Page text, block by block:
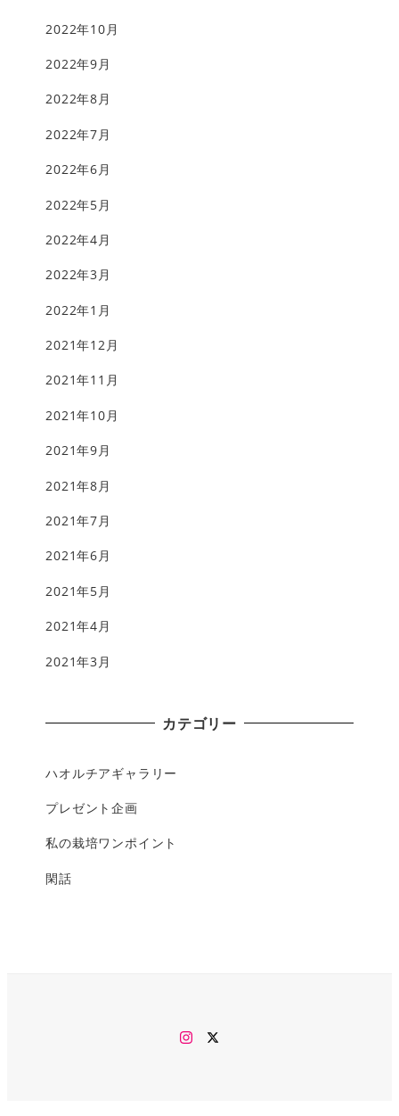
2022年10月
2022年9月
2022年8月
2022年7月
2022年6月
2022年5月
2022年4月
2022年3月
2022年1月
2021年12月
2021年11月
2021年10月
2021年9月
2021年8月
2021年7月
2021年6月
2021年5月
2021年4月
2021年3月
カテゴリー
ハオルチアギャラリー
プレゼント企画
私の栽培ワンポイント
閑話
Instagram